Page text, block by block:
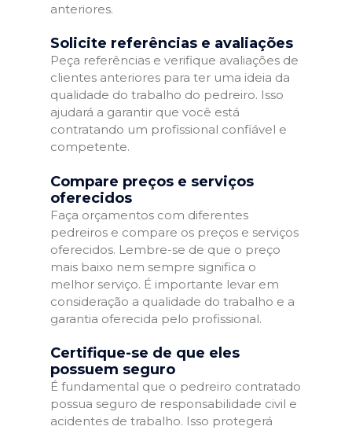
anteriores.
Solicite referências e avaliações
Peça referências e verifique avaliações de
clientes anteriores para ter uma ideia da
qualidade do trabalho do pedreiro. Isso
ajudará a garantir que você está
contratando um profissional confiável e
competente.
Compare preços e serviços
oferecidos
Faça orçamentos com diferentes
pedreiros e compare os preços e serviços
oferecidos. Lembre-se de que o preço
mais baixo nem sempre significa o
melhor serviço. É importante levar em
consideração a qualidade do trabalho e a
garantia oferecida pelo profissional.
Certifique-se de que eles
possuem seguro
É fundamental que o pedreiro contratado
possua seguro de responsabilidade civil e
acidentes de trabalho. Isso protegerá